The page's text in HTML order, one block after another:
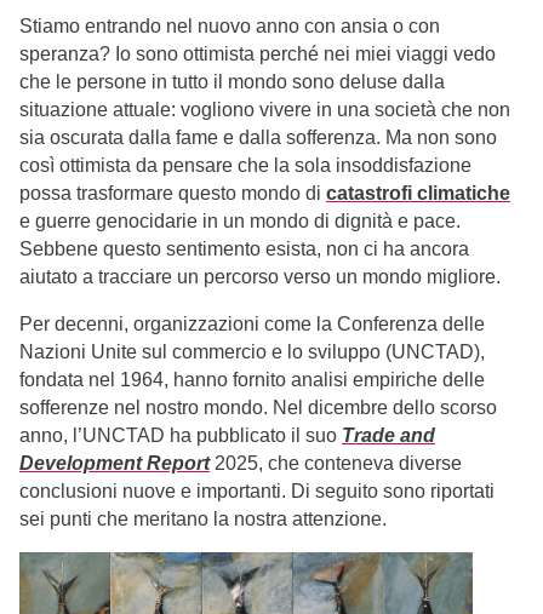
Stiamo entrando nel nuovo anno con ansia o con
speranza? Io sono ottimista perché nei miei viaggi vedo
che le persone in tutto il mondo sono deluse dalla
situazione attuale: vogliono vivere in una società che non
sia oscurata dalla fame e dalla sofferenza. Ma non sono
così ottimista da pensare che la sola insoddisfazione
possa trasformare questo mondo di catastrofi climatiche
e guerre genocidarie in un mondo di dignità e pace.
Sebbene questo sentimento esista, non ci ha ancora
aiutato a tracciare un percorso verso un mondo migliore.
Per decenni, organizzazioni come la Conferenza delle
Nazioni Unite sul commercio e lo sviluppo (UNCTAD),
fondata nel 1964, hanno fornito analisi empiriche delle
sofferenze nel nostro mondo. Nel dicembre dello scorso
anno, l’UNCTAD ha pubblicato il suo Trade and
Development Report2025, che conteneva diverse
conclusioni nuove e importanti. Di seguito sono riportati
sei punti che meritano la nostra attenzione.